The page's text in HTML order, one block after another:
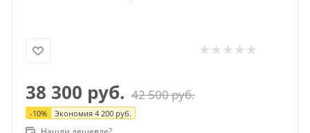
38 300 руб. 42 500руб.
-10% Экономия 4 200 руб.